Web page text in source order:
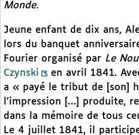
Monde.
Jeune enfant de dix ans,
lors du banquet
Fourier organisé par Le
Czynski
en avril 1841.
a « payé le tribut de [son]
l’impression […] produite,
dans la mémoire de tous
Le 4 juillet 1841, il